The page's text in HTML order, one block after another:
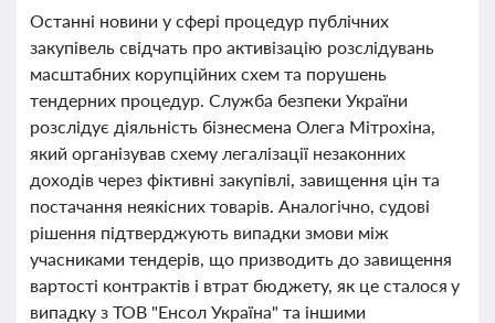
Останні новини у сфері процедур публічних
закупівель свідчать про активізацію розслідувань
масштабних корупційних схем та порушень
тендерних процедур. Служба безпеки України
розслідує діяльність бізнесмена Олега Мітрохіна,
який організував схему легалізації незаконних
доходів через фіктивні закупівлі, завищення цін та
постачання неякісних товарів. Аналогічно, судові
рішення підтверджують випадки змови між
учасниками тендерів, що призводить до завищення
вартості контрактів і втрат бюджету, як це сталося у
випадку з ТОВ "Енсол Україна" та іншими